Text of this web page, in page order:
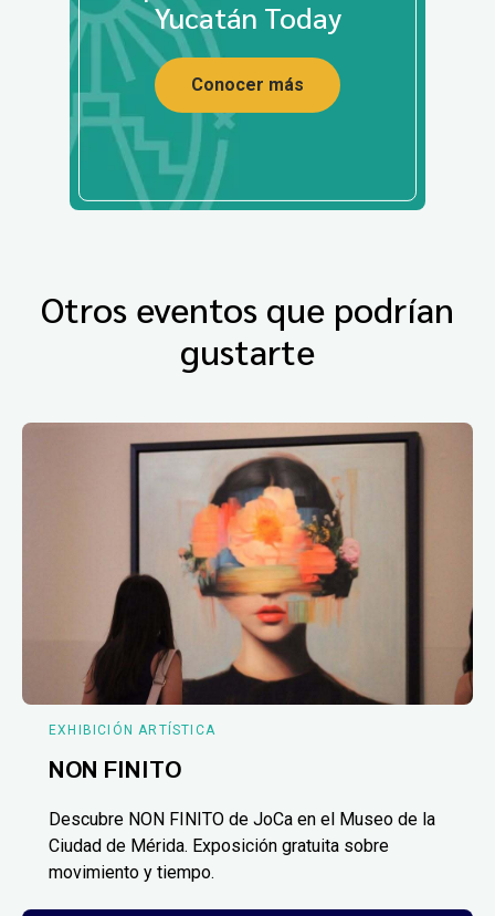
Yucatán Today
Conocer más
Otros eventos que podrían
gustarte
EXHIBICIÓN ARTÍSTICA
NON FINITO
Descubre NON FINITO de JoCa en el Museo de la
Ciudad de Mérida. Exposición gratuita sobre
movimiento y tiempo.